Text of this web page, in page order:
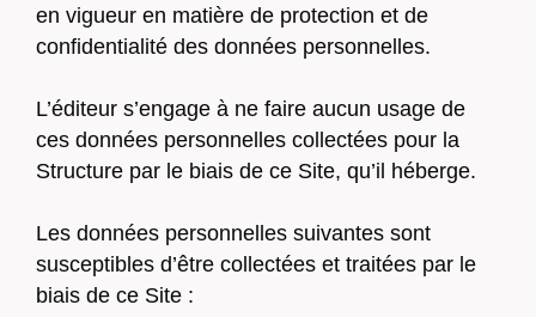
en vigueur en matière de protection et de
confidentialité des données personnelles.
L’éditeur s’engage à ne faire aucun usage de
ces données personnelles collectées pour la
Structure par le biais de ce Site, qu’il héberge.
Les données personnelles suivantes sont
susceptibles d’être collectées et traitées par le
biais de ce Site :